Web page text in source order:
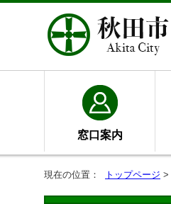
窓口案内
現在の位置： トップページ >